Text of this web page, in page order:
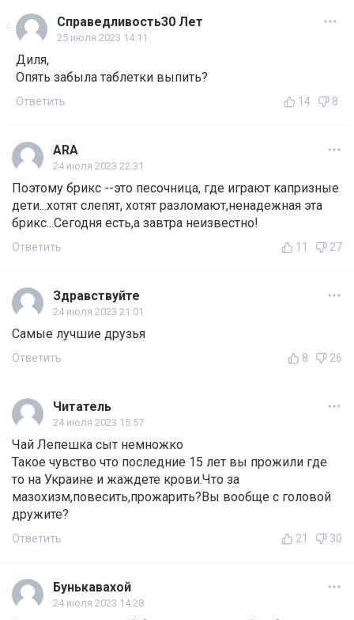
Справедливость30 Лет
25 июля 2023 14:11
Диля,
Опять забыла таблетки выпить?
Ответить 14 8
ARA
24 июля 2023 22:31
Поэтому брикс --это песочница, где играют капризные
дети...хотят слепят, хотят разломают,ненадежная эта
брикс...Сегодня есть,а завтра неизвестно!
Ответить 11 27
Здравствуйте
24 июля 2023 21:01
Самые лучшие друзья
Ответить 8 26
Читатель
24 июля 2023 15:57
Чай Лепешка сыт немножко
Такое чувство что последние 15 лет вы прожили где
то на Украине и жаждете крови.Что за
мазохизм,повесить,прожарить?Вы вообще с головой
дружите?
Ответить 21 30
Бунькавахой
24 июля 2023 14:28